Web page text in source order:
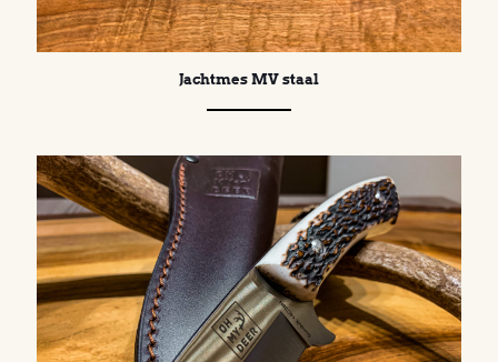
Jachtmes MV staal